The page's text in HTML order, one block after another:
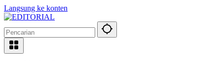
Langsung ke konten